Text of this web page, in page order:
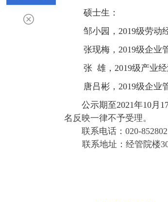
硕士生：
邹小园，2019级劳动
张现梅，2019级企业
张 雄，2019级产业
唐吕彬，2019级企业
公示期至2021年10月
名反映一律不予受理。
联系电话： 020-
联系地址：经管院楼